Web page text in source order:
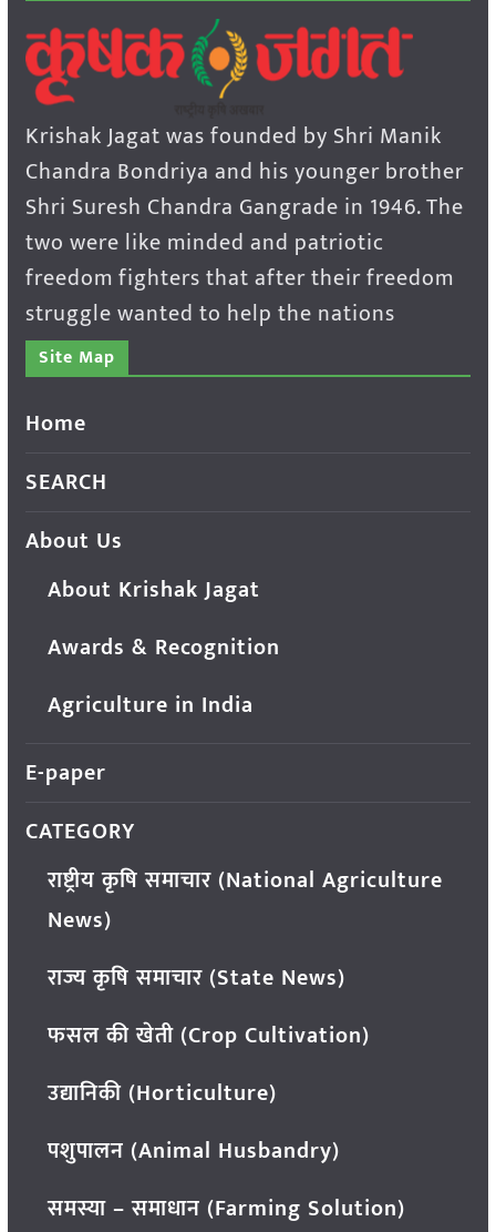
Krishak Jagat was founded by Shri Manik
Chandra Bondriya and his younger brother
Shri Suresh Chandra Gangrade in 1946. The
two were like minded and patriotic
freedom fighters that after their freedom
struggle wanted to help the nations
Site Map
Home
SEARCH
About Us
About Krishak Jagat
Awards & Recognition
Agriculture in India
E-paper
CATEGORY
राष्ट्रीय कृषि समाचार (National Agriculture
News)
राज्य कृषि समाचार (State News)
फसल की खेती (Crop Cultivation)
उद्यानिकी (Horticulture)
पशुपालन (Animal Husbandry)
समस्या – समाधान (Farming Solution)